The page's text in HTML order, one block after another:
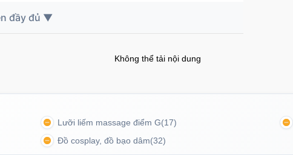
Không thể tải nội dung
Lưỡi liếm massage điểm G(17)
Đồ cosplay, đồ bạo dâm(32)